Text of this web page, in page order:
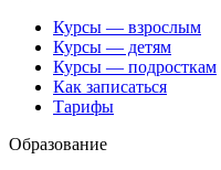
Курсы — взрослым
Курсы — детям
Курсы — подросткам
Как записаться
Тарифы
Образование